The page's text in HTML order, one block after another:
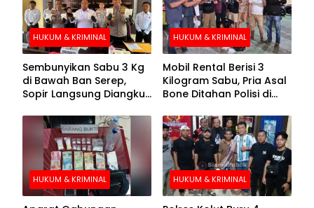
HUKUM & KRIMINAL
Sembunyikan Sabu 3 Kg
di Bawah Ban Serep,
Sopir Langsung Diangkut
HUKUM & KRIMINAL
Mobil Rental Berisi 3
Kilogram Sabu, Pria Asal
Bone Ditahan Polisi di
HUKUM & KRIMINAL HUKUM & KRIMINAL